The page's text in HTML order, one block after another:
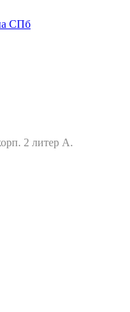
2 литер А.